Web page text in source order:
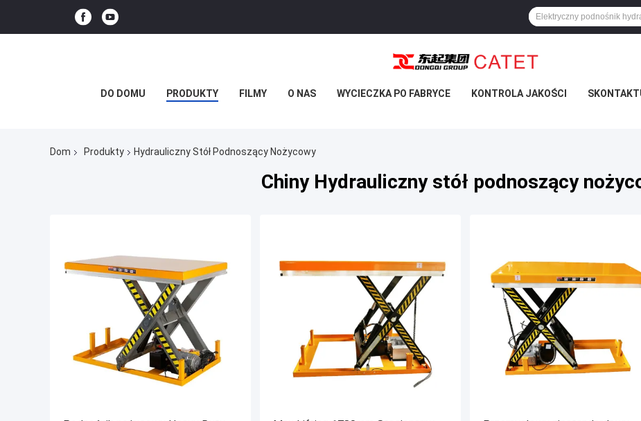
DO DOMU PRODUKTY FILMY O NAS WYCIECZKA PO FABRYCE KONTROLA JAKOŚCI
Dom Produkty Hydrauliczny Stół Podnoszący Nożycowy
Chiny Hydrauliczny stół podnoszący